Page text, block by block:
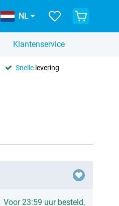
NL
Klantenservice
Snellelevering
Voor 23:59 uur besteld,